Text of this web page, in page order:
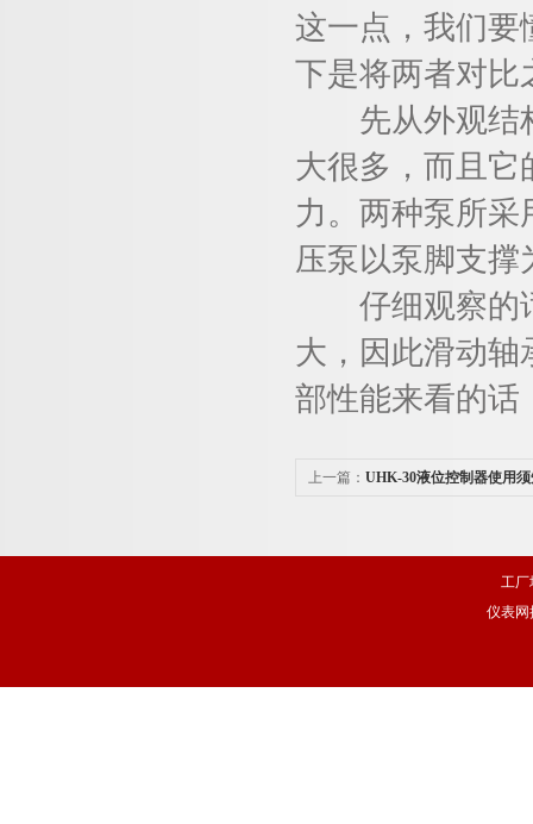
这一点，我们要
下是将两者对比
先从外观结构
大很多，而且
力。两种泵所
压泵以泵脚支撑
仔细观察的话
大，因此滑动
部性能来看的话
上一篇： UHK-30液位控制器使用
工厂
仪表网